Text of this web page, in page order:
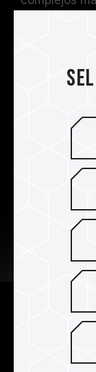
conversión,
para